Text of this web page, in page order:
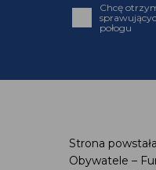
Chcę
połogu
Strona
Obywatele –